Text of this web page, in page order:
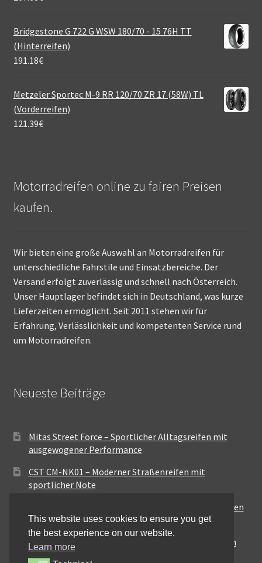
Bridgestone G 722 G WSW 180/70 - 15 76H TT
(Hinterreifen)
191.18€
Metzeler Sportec M-9 RR 120/70 ZR 17 (58W) TL
(Vorderreifen)
121.39€
Motorradreifen online zu fairen Preisen
kaufen.
Wir bieten eine große Auswahl an Motorradreifen für
unterschiedliche Fahrstile und Einsatzbereiche. Der
Versand erfolgt zuverlässig und schnell nach Österreich.
Unser Hauptlager befindet sich in Deutschland, was kurze
Lieferzeiten ermöglicht. Seit 2011 stehen wir für
Erfahrung, Verlässlichkeit und kompetenten Service rund
um Motorradreifen.
Neueste Beiträge
Mitas Street Force – Sportlicher Alltagsreifen mit
ausgewogener Performance
CST CM-NK01 – Moderner Straßenreifen mit
sportlicher Note
Maxxis MA-ST3 – Ausgewogener Sport-Touring-Reifen
für vielseitige Einsätze
Pirelli City Demon – Zuverlässigkeit für den urbanen
Alltag
This website uses cookies to ensure you get
the best experience on our website.
Learn more